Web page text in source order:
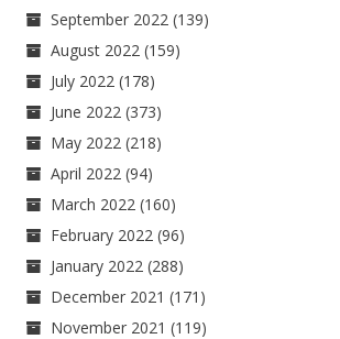
September 2022 (139)
August 2022 (159)
July 2022 (178)
June 2022 (373)
May 2022 (218)
April 2022 (94)
March 2022 (160)
February 2022 (96)
January 2022 (288)
December 2021 (171)
November 2021 (119)